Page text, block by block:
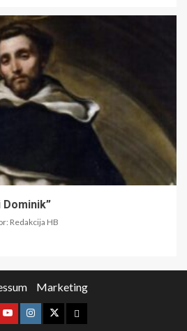
Dominik”
Redakcija HB
Marketing